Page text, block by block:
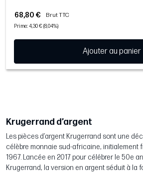
68,80 € Brut TTC
Prime: 4,30 € (8,04%)
Ajouter au panier
Krugerrand d’argent
Les pièces d’argent Krugerrand sont une
célèbre monnaie sud-africaine, initialement
1967. Lancée en 2017 pour célébrer le 50e
Krugerrand, la version en argent séduit à la